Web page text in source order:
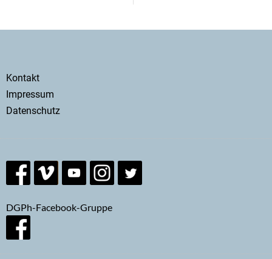
Secondary
menu
Kontakt
Impressum
Datenschutz
DGPh-Facebook-Gruppe